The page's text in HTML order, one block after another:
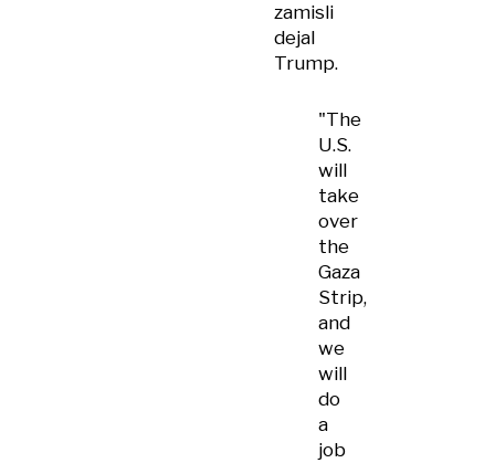
zamisli
dejal
Trump.
"The
U.S.
will
take
over
the
Gaza
Strip,
and
we
will
do
a
job